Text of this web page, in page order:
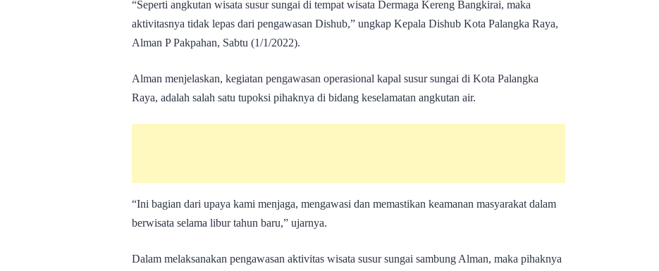
“Seperti angkutan wisata susur sungai di tempat wisata Dermaga Kereng Bangkirai, maka
aktivitasnya tidak lepas dari pengawasan Dishub,” ungkap Kepala Dishub Kota Palangka Raya,
Alman P Pakpahan, Sabtu (1/1/2022).
Alman menjelaskan, kegiatan pengawasan operasional kapal susur sungai di Kota Palangka
Raya, adalah salah satu tupoksi pihaknya di bidang keselamatan angkutan air.
“Ini bagian dari upaya kami menjaga, mengawasi dan memastikan keamanan masyarakat dalam
berwisata selama libur tahun baru,” ujarnya.
Dalam melaksanakan pengawasan aktivitas wisata susur sungai sambung Alman, maka pihaknya